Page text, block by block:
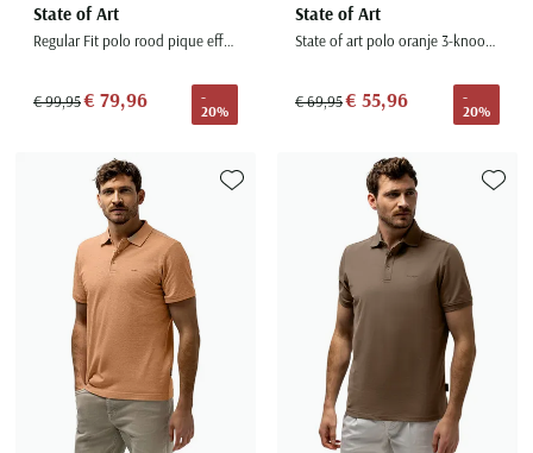
State of Art
Regular Fit polo rood pique effen 3 knoops casual
€ 99,95€ 79,96
-
20%
State of Art
State of art polo oranje 3-knoops korte mouw
€ 69,95€ 55,96
-
20%
Toevoegen aan favorieten